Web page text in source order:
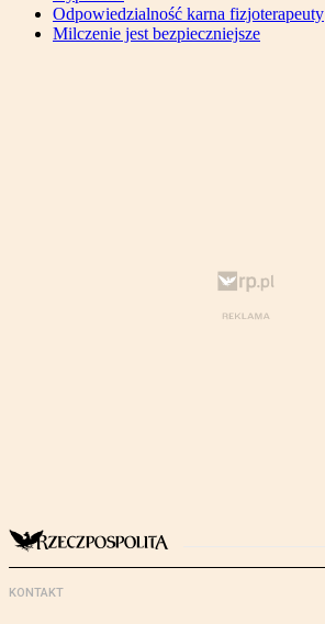
Odpowiedzialność karna fizjoterapeuty
Milczenie jest bezpieczniejsze
KONTAKT